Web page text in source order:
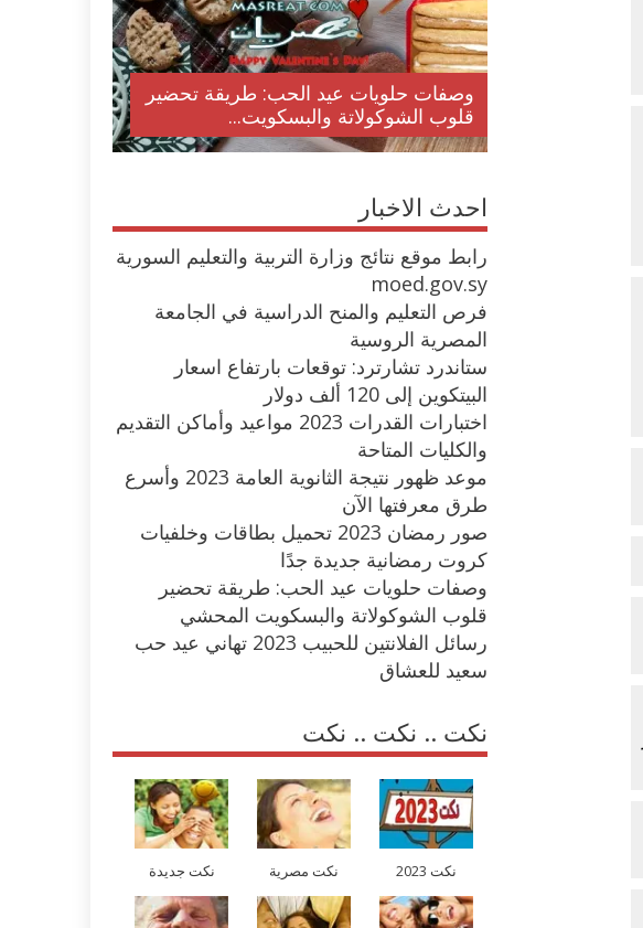
وصفات حلويات عيد الحب: طريقة تحضير
قلوب الشوكولاتة والبسكويت...
احدث الاخبار
رابط موقع نتائج وزارة التربية والتعليم السورية
moed.gov.sy
فرص التعليم والمنح الدراسية في الجامعة
المصرية الروسية
ستاندرد تشارترد: توقعات بارتفاع اسعار
البيتكوين إلى 120 ألف دولار
اختبارات القدرات 2023 مواعيد وأماكن التقديم
والكليات المتاحة
موعد ظهور نتيجة الثانوية العامة 2023 وأسرع
طرق معرفتها الآن
صور رمضان 2023 تحميل بطاقات وخلفيات
كروت رمضانية جديدة جدًا
وصفات حلويات عيد الحب: طريقة تحضير
قلوب الشوكولاتة والبسكويت المحشي
رسائل الفلانتين للحبيب 2023 تهاني عيد حب
سعيد للعشاق
نكت .. نكت .. نكت
نكت 2023 نكت مصرية نكت جديدة